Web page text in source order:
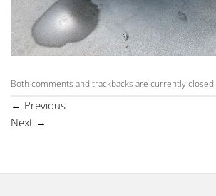
Both comments and trackbacks are currently closed.
← Previous
Next →